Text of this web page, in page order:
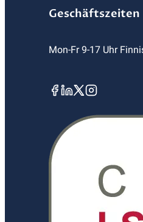
Geschäftszeiten
Mon-Fr 9-17 Uhr